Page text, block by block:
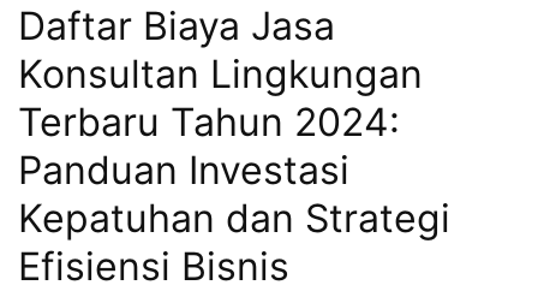
Daftar Biaya Jasa
Konsultan Lingkungan
Terbaru Tahun 2024:
Panduan Investasi
Kepatuhan dan Strategi
Efisiensi Bisnis